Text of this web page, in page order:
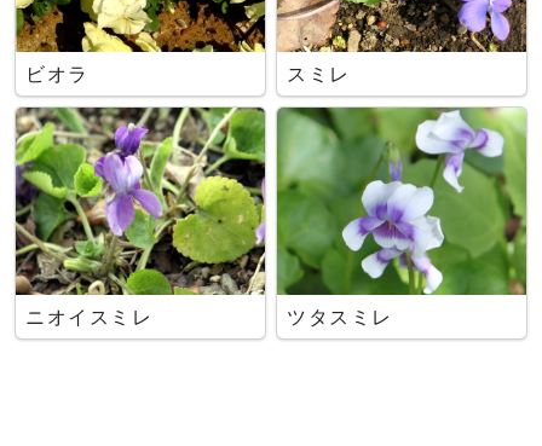
ビオラ スミレ
ニオイスミレ ツタスミレ